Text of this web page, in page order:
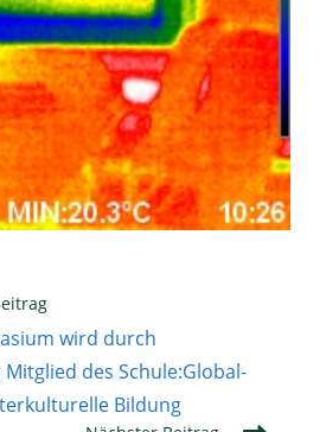
wird durch
des Schule:Global-
Bildung